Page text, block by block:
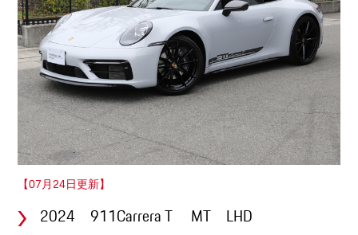
【07月24日更新】
2024 911Carrera T MT LHD